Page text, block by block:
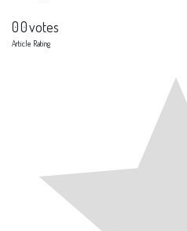
00votes
Article Rating